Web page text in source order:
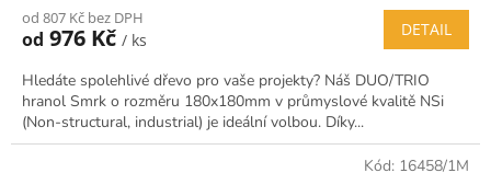
od 807 Kč bez DPH
od 976 Kč / ks
DETAIL
Hledáte spolehlivé dřevo pro vaše projekty? Náš DUO/TRIO
hranol Smrk o rozměru 180x180mm v průmyslové kvalitě NSi
(Non-structural, industrial) je ideální volbou. Díky...
Kód: 16458/1M